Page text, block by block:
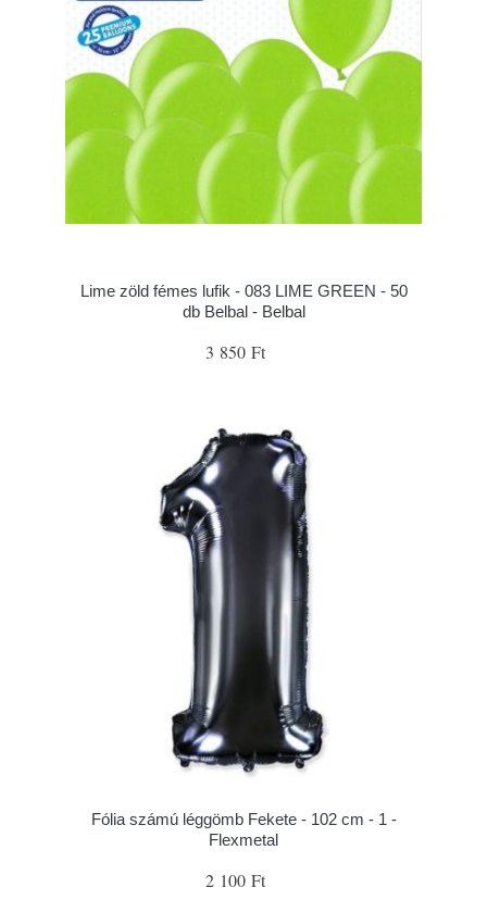
Lime zöld fémes lufik - 083 LIME GREEN - 50
db Belbal - Belbal
3 850 Ft
Fólia számú léggömb Fekete - 102 cm - 1 -
Flexmetal
2 100 Ft